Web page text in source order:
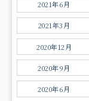
2021年6月
2021年3月
2020年12月
2020年9月
2020年6月